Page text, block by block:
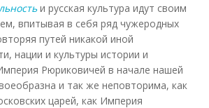
и русская культура идут своим
впитывая в себя ряд чужеродных
путей никакой иной
нации и культуры истории и
Рюриковичей в начале нашей
и так же неповторима, как
царей, как Империя